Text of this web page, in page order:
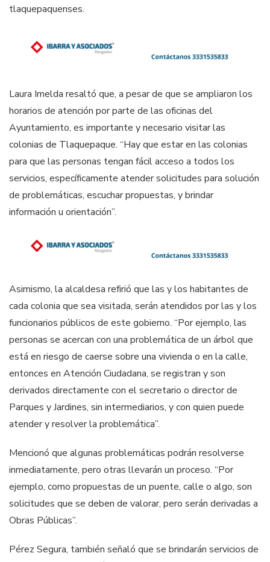
tlaquepaquenses.
Laura Imelda resaltó que, a pesar de que se ampliaron los
horarios de atención por parte de las oficinas del
Ayuntamiento, es importante y necesario visitar las
colonias de Tlaquepaque. “Hay que estar en las colonias
para que las personas tengan fácil acceso a todos los
servicios, específicamente atender solicitudes para solución
de problemáticas, escuchar propuestas, y brindar
información u orientación”.
Asimismo, la alcaldesa refirió que las y los habitantes de
cada colonia que sea visitada, serán atendidos por las y los
funcionarios públicos de este gobierno. “Por ejemplo, las
personas se acercan con una problemática de un árbol que
está en riesgo de caerse sobre una vivienda o en la calle,
entonces en Atención Ciudadana, se registran y son
derivados directamente con el secretario o director de
Parques y Jardines, sin intermediarios, y con quien puede
atender y resolver la problemática”.
Mencionó que algunas problemáticas podrán resolverse
inmediatamente, pero otras llevarán un proceso. “Por
ejemplo, como propuestas de un puente, calle o algo, son
solicitudes que se deben de valorar, pero serán derivadas a
Obras Públicas”.
Pérez Segura, también señaló que se brindarán servicios de